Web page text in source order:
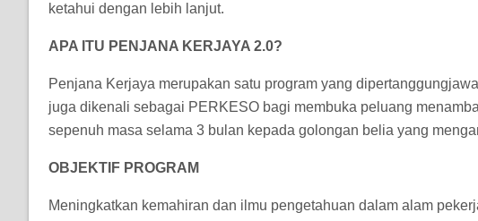
ketahui dengan lebih lanjut.
APA ITU PENJANA KERJAYA 2.0?
Penjana Kerjaya merupakan satu program yang
juga dikenali sebagai PERKESO bagi membuka peluang
sepenuh masa selama 3 bulan kepada golongan belia yang
OBJEKTIF PROGRAM
Meningkatkan kemahiran dan ilmu pengetahuan dalam alam